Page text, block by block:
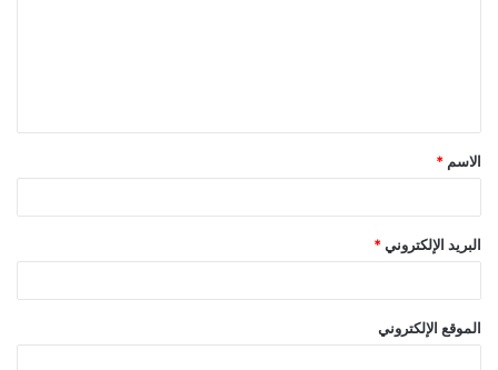
ق
*
الاسم *
البريد الإلكتروني *
الموقع الإلكتروني